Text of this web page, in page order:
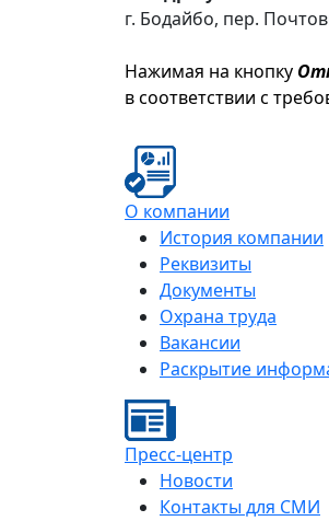
г. Бодайбо, пер.
Нажимая на кнопку
в соответствии с
О компании
История компании
Реквизиты
Документы
Охрана труда
Вакансии
Раскрытие
Пресс-центр
Новости
Контакты для СМИ